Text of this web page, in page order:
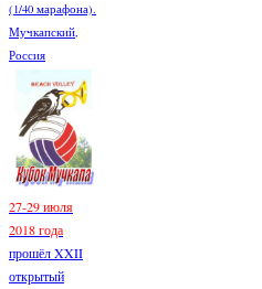
(1/40 марафона).
Мучкапский,
Россия
27-29 июля
2018 года
прошёл XXII
открытый